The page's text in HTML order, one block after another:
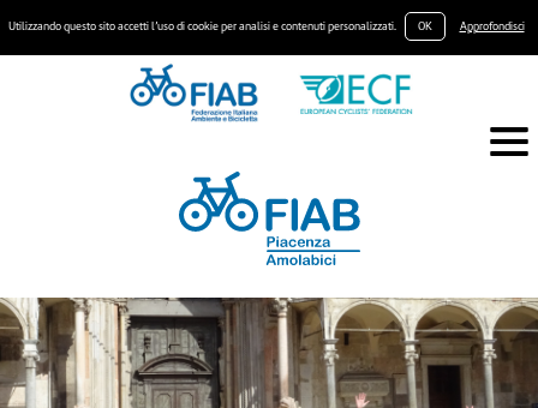
Utilizzando questo sito accetti l’uso di cookie per analisi e contenuti personalizzati. OK Approfondisci